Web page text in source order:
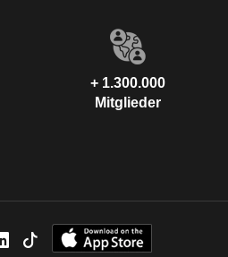
+ 1.300.000
Mitglieder